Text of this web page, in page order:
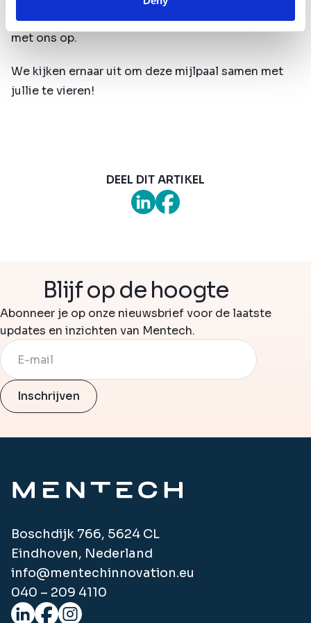
uitnodiging ontvangen? Neem dan gerust contact
met ons op.
We kijken ernaar uit om deze mijlpaal samen met
jullie te vieren!
DEEL DIT ARTIKEL
Blijf op de hoogte
Abonneer je op onze nieuwsbrief voor de laatste
updates en inzichten van Mentech.
Boschdijk 766, 5624 CL
Eindhoven, Nederland
info@mentechinnovation.eu
040 – 209 4110